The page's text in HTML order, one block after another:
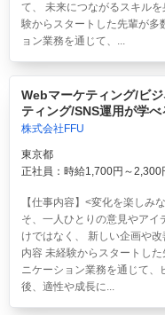
て、 未来につながるスキル
験からスタートした先輩が多
ョン業務を通じて、...
Webマーケティング/ビ
ティング/SNS運用が学
株式会社FFU
東京都
正社員：時給1,700円～2,300
【仕事内容】<変化を楽しみ
そ、一人ひとりの意見やアイ
けではなく、 新しい企画や
内容 未経験からスタートし
ニケーション業務を通じて、
後、適性や成長に...